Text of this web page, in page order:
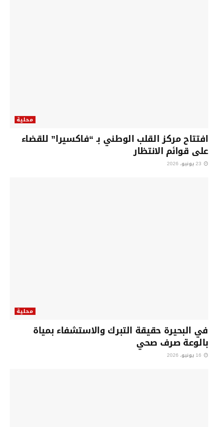
محلية
افتتاح مركز القلب الوطني بـ “فاكسيرا” للقضاء
على قوائم الانتظار
محلية
في البحيرة حقيقة التبرك والاستشفاء بمياة
بالوعة صرف صحي